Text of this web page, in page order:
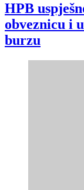
HPB
obveznicu i
burzu